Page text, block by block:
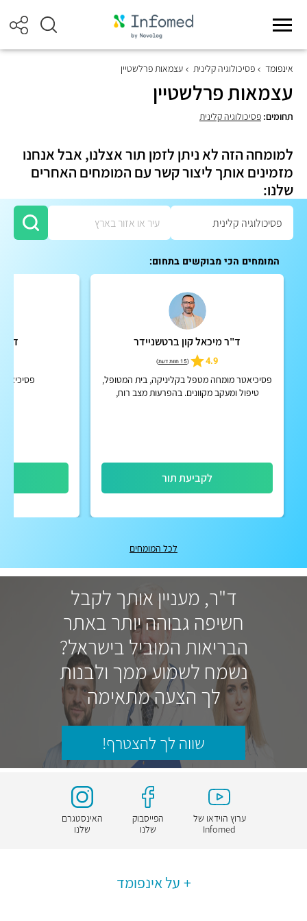
אינפומד פסיכולוגיה קלינית עצמאות פרלשטיין
עצמאות פרלשטיין
תחומים: פסיכולוגיה קלינית
למומחה הזה לא ניתן לזמן תור אצלנו, אבל אנחנו
מזמינים אותך ליצור קשר עם המומחים האחרים
שלנו:
המומחים הכי מבוקשים בתחום:
ד"ר מיכאל קון ברטשניידר
4.9
(15 חוות דעת )
פסיכיאטר מומחה מטפל בקליניקה, בית המטופל,
טיפול ומעקב מקוונים. בהפרעות מצב רוח,
לקביעת תור
ד"ר
לכל המומחים
ד"ר, מעניין אותך לקבל
חשיפה גבוהה יותר באתר
הבריאות המוביל בישראל?
נשמח לשמוע ממך ולבנות
לך הצעה מתאימה
שווה לך להצטרף!
ערוץ הוידאו של
Infomed
הפייסבוק
שלנו
האינסטגרם
שלנו
על אינפומד